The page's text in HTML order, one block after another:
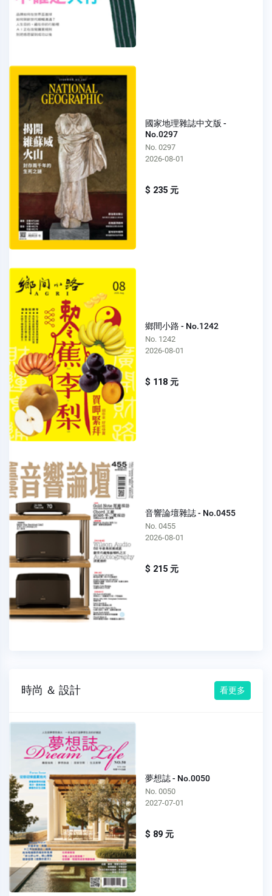
國家地理雜誌中文版 -
No.0297
No. 0297
2026-08-01
$ 235 元
鄉間小路 - No.1242
No. 1242
2026-08-01
$ 118 元
音響論壇雜誌 - No.0455
No. 0455
2026-08-01
$ 215 元
時尚 ＆ 設計 看更多
夢想誌 - No.0050
No. 0050
2027-07-01
$ 89 元